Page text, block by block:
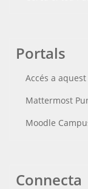
Portals
Accés a
Mattermost
Moodle
Connecta